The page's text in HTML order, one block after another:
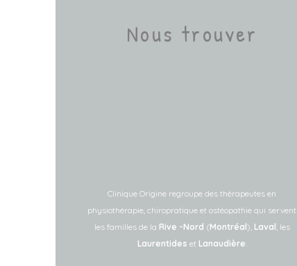
Nous trouver
CliniqueOrigine regroupe des thérapeutes en
physiothérapie, chiropratique et ostéopathie qui servent
les familles de la Rive -Nord (Montréal ), Laval , les
Laurentides et Lanaudière